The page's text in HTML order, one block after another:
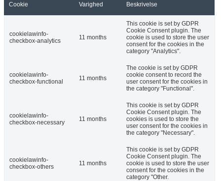
Cookie Varighed Beskrivelse
cookielawinfo-
checkbox-analytics
11 months
This cookie is set by GDPR
Cookie Consent plugin. The
cookie is used to store the user
consent for the cookies in the
category "Analytics".
cookielawinfo-
checkbox-functional
11 months
The cookie is set by GDPR
cookie consent to record the
user consent for the cookies in
the category "Functional".
cookielawinfo-
checkbox-necessary
11 months
This cookie is set by GDPR
Cookie Consent plugin. The
cookies is used to store the
user consent for the cookies in
the category "Necessary".
cookielawinfo-
checkbox-others
11 months
This cookie is set by GDPR
Cookie Consent plugin. The
cookie is used to store the user
consent for the cookies in the
category "Other.